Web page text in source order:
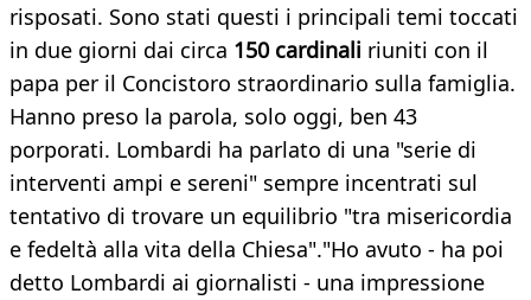
risposati. Sono stati questi i principali temi toccati
in due giorni dai circa 150 cardinali riuniti con il
papa per il Concistoro straordinario sulla famiglia.
Hanno preso la parola, solo oggi, ben 43
porporati. Lombardi ha parlato di una "serie di
interventi ampi e sereni" sempre incentrati sul
tentativo di trovare un equilibrio "tra misericordia
e fedeltà alla vita della Chiesa"."Ho avuto - ha poi
detto Lombardi ai giornalisti - una impressione